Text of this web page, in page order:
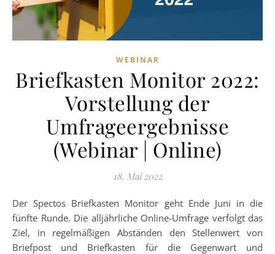
WEBINAR
Briefkasten Monitor 2022:
Vorstellung der
Umfrageergebnisse
(Webinar | Online)
18. Mai 2022
Der Spectos Briefkasten Monitor geht Ende Juni in die
fünfte Runde. Die alljährliche Online-Umfrage verfolgt das
Ziel, in regelmäßigen Abständen den Stellenwert von
Briefpost und Briefkasten für die Gegenwart und